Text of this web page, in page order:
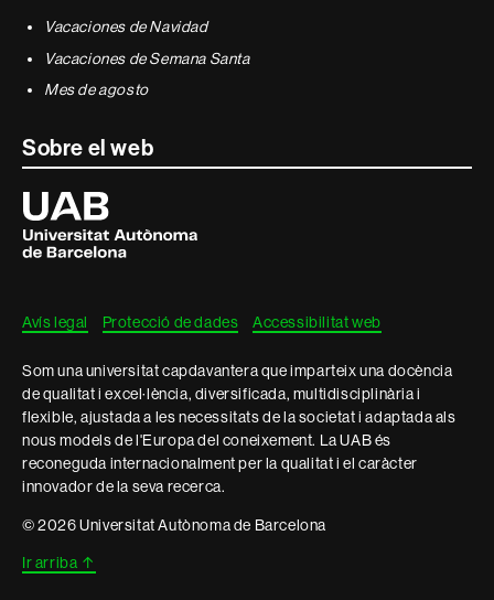
Vacaciones de Navidad
Vacaciones de Semana Santa
Mes de agosto
Sobre el web
Universitat
Autònoma
de
Barcelona
Avís legal Protecció de dades Accessibilitat web
Som una universitat capdavantera que imparteix una docència
de qualitat i excel·lència, diversificada, multidisciplinària i
flexible, ajustada a les necessitats de la societat i adaptada als
nous models de l'Europa del coneixement. La UAB és
reconeguda internacionalment per la qualitat i el caràcter
innovador de la seva recerca.
© 2026 Universitat Autònoma de Barcelona
Ir arriba ↑